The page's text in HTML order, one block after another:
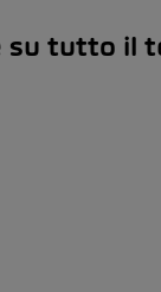
su tutto il